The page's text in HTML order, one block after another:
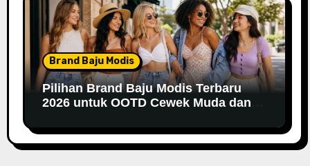
Brand Baju Modis
Pilihan Brand Baju Modis Terbaru
2026 untuk OOTD Cewek Muda dan